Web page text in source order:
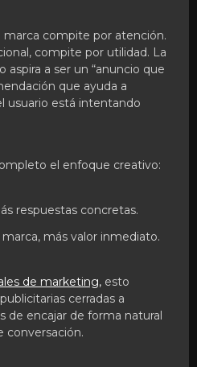
marca compite por atención.
compite por utilidad. La
aspira a ser un “anuncio que
que ayuda a
usuario está intentando
el enfoque creativo:
respuestas concretas.
más valor inmediato.
de marketing,esto
cerradas a
de encajar de forma natural
conversación.